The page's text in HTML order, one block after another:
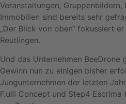
Veranstaltungen, Gruppenbildern,
Immobilien sind bereits sehr
„Der Blick von oben“ fokussiert
Reutlingen.
Und das Unternehmen BeeDrone
Gewinn nun zu einigen bisher
Jungunternehmen der letzten
F.ulli Concept und Step4 Escrima